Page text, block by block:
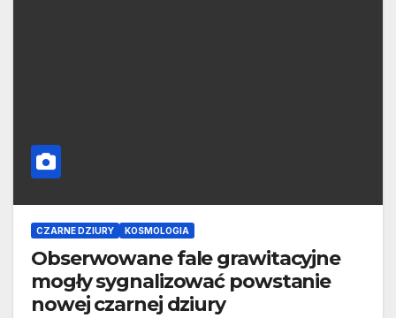
CZARNE DZIURY KOSMOLOGIA
Obserwowane fale grawitacyjne
mogły sygnalizować powstanie
nowej czarnej dziury